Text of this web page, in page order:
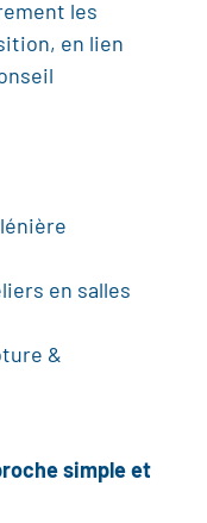
les
en lien
en salles
&
simple et